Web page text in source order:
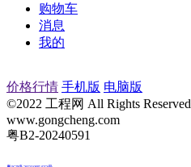
购物车
消息
我的
价格行情 手机版 电脑版
©2022 工程网 All Rights Reserved
www.gongcheng.com
粤B2-20240591